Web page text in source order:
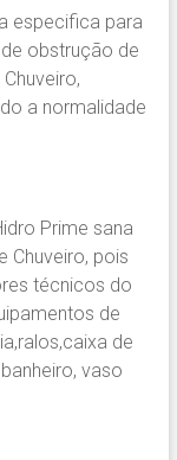
especifica para
obstrução de
a normalidade
Prime sana
Chuveiro, pois
técnicos do
de
de
vaso